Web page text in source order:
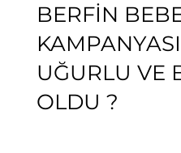
BERFİN
UĞURLU VE
OLDU ?